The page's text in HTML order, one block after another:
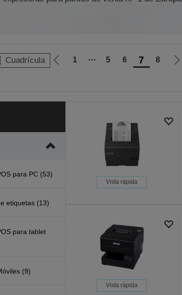
Cuadrícula
Ir
página
1 ⋯ 5 6 7 8
Ir
para PC (53)
etiquetas (13)
para tablet
(9)
Vista rápida
Vista rápida